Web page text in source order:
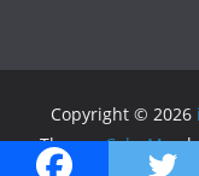
Copyright © 2026
Theme:ColorMag